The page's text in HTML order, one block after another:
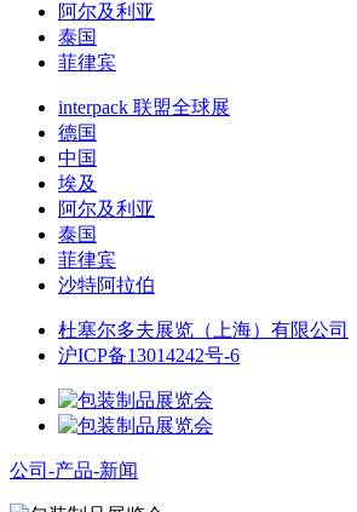
阿尔及利亚
泰国
菲律宾
interpack 联盟全球展
德国
中国
埃及
阿尔及利亚
泰国
菲律宾
沙特阿拉伯
杜塞尔多夫展览（上海）有限公司
沪ICP备13014242号-6
公司-产品-新闻